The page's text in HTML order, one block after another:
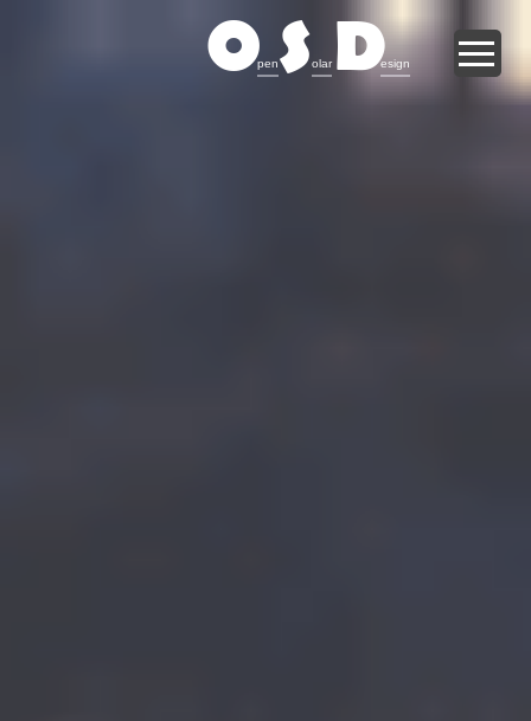
Open Solar Design